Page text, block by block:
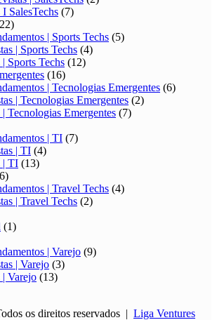
I SalesTechs (7)
| Sports Techs (5)
| Sports Techs (4)
| Sports Techs (12)
(16)
| Tecnologias Emergentes (6)
| Tecnologias Emergentes (2)
| Tecnologias Emergentes (7)
| TI (7)
| TI (4)
| TI (13)
| Travel Techs (4)
| Travel Techs (2)
(1)
| Varejo (9)
| Varejo (3)
| Varejo (13)
os direitos reservados | Liga Ventures